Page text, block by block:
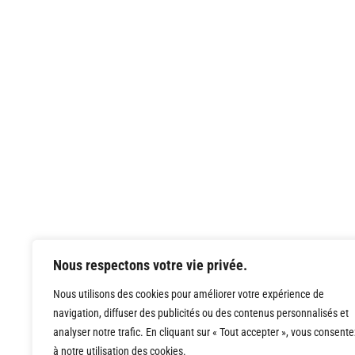
Nous respectons votre vie privée.
Nous utilisons des cookies pour améliorer votre expérience de
navigation, diffuser des publicités ou des contenus personnalisés et
analyser notre trafic. En cliquant sur « Tout accepter », vous
à notre utilisation des cookies.